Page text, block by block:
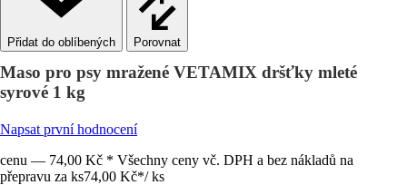
Porovnat
Maso pro psy mražené VETAMIX dršťky mleté
syrové 1 kg
Napsat první hodnocení
cenu — 74,00 Kč * Všechny ceny vč. DPH a bez nákladů na
přepravu za ks74,00 Kč*/ ks